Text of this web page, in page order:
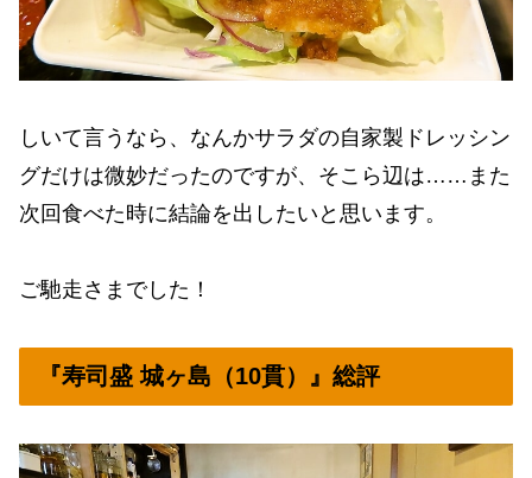
しいて言うなら、なんかサラダの自家製ドレッシン
グだけは微妙だったのですが、そこら辺は……また
次回食べた時に結論を出したいと思います。
ご馳走さまでした！
『寿司盛 城ヶ島（10貫）』総評